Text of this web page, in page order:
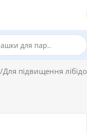
Для підвищення лібідо